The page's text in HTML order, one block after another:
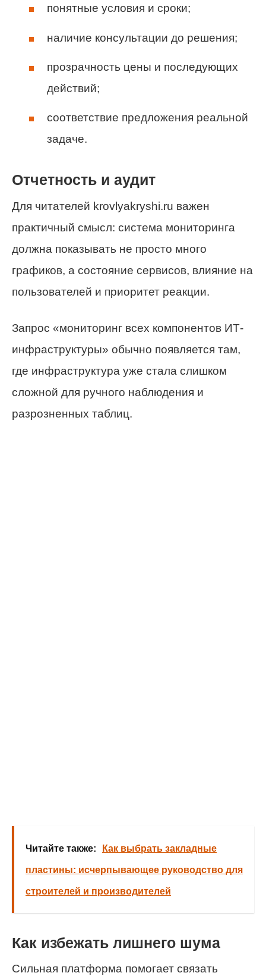
понятные условия и сроки;
наличие консультации до решения;
прозрачность цены и последующих
действий;
соответствие предложения реальной
задаче.
Отчетность и аудит
Для читателей krovlyakryshi.ru важен
практичный смысл: система мониторинга
должна показывать не просто много
графиков, а состояние сервисов, влияние на
пользователей и приоритет реакции.
Запрос «мониторинг всех компонентов ИТ-
инфраструктуры» обычно появляется там,
где инфраструктура уже стала слишком
сложной для ручного наблюдения и
разрозненных таблиц.
Читайте также: Как выбрать закладные
пластины: исчерпывающее руководство для
строителей и производителей
Как избежать лишнего шума
Сильная платформа помогает связать